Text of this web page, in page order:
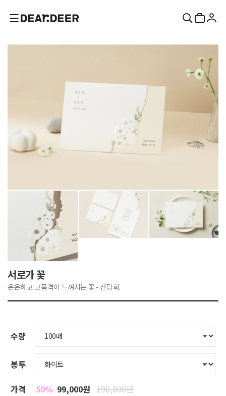
서로가 꽃
은은하고 고품격이 느껴지는 꽃 - 산당화.
수량
봉투
가격 50% 99,000원 198,000원